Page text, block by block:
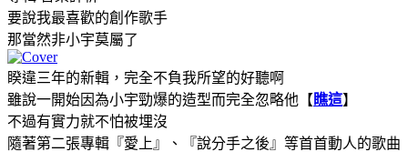
要說我最喜歡的創作歌手
那當然非小宇莫屬了
睽違三年的新輯，完全不負我所望的好聽啊
雖說一開始因為小宇勁爆的造型而完全忽略他【瞧這】
不過有實力就不怕被埋沒
隨著第二張專輯『愛上』、『說分手之後』等首首動人的歌曲